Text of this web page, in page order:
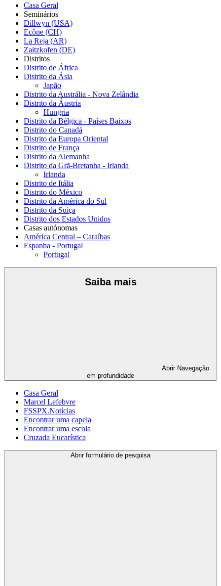
Casa Geral
Seminários
Dillwyn (USA)
Ecône (CH)
La Reja (AR)
Zaitzkofen (DE)
Distritos
Distrito de África
Distrito da Ásia
Japão
Distrito da Austrália - Nova Zelândia
Distrito da Áustria
Hungria
Distrito da Bélgica - Países Baixos
Distrito do Canadá
Distrito da Europa Oriental
Distrito de França
Distrito da Alemanha
Distrito da Grã-Bretanha - Irlanda
Irlanda
Distrito de Itália
Distrito do México
Distrito da América do Sul
Distrito da Suíça
Distrito dos Estados Unidos
Casas autónomas
América Central – Caraíbas
Espanha - Portugal
Portugal
Saiba mais
AbrirNavegação
em profundidade
Casa Geral
Marcel Lefebvre
FSSPX.Notícias
Encontrar uma capela
Encontrar uma escola
Cruzada Eucarística
Abrir formulário de pesquisa